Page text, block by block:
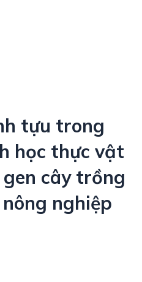
tựu trong
học thực vật
cây trồng
nghiệp